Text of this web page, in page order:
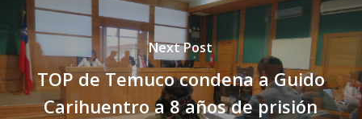
Next Post
TOP de Temuco condena a Guido
Carihuentro a 8 años de prisión